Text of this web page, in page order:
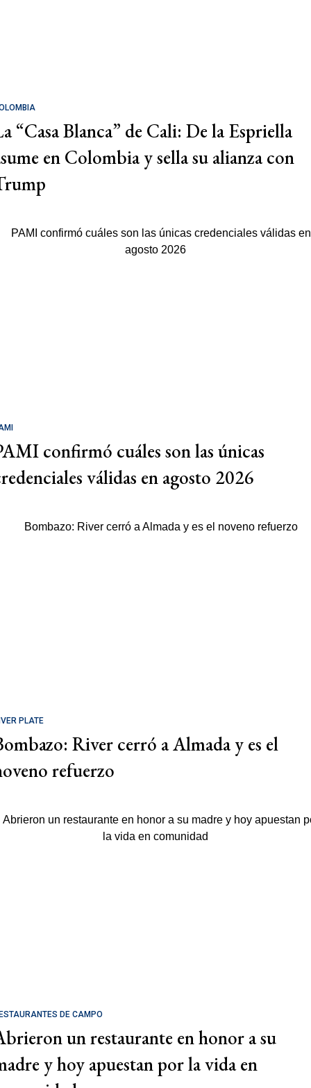
“Casa Blanca” de Cali: De la Espriella
en Colombia y sella su alianza con
confirmó cuáles son las únicas
válidas en agosto 2026
PLATE
River cerró a Almada y es el
refuerzo
DE CAMPO
un restaurante en honor a su
y hoy apuestan por la vida en